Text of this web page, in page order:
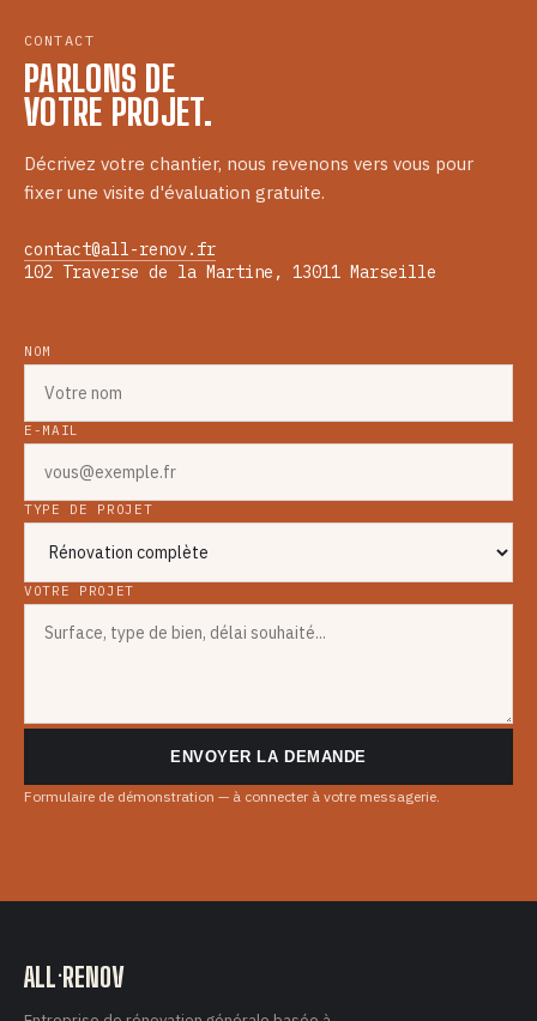
CONTACT
PARLONS DE
VOTRE PROJET.
Décrivez votre chantier, nous revenons vers vous pour
fixer une visite d'évaluation gratuite.
contact@all-renov.fr
102 Traverse de la Martine, 13011 Marseille
NOM
E-MAIL
TYPE DE PROJET
VOTRE PROJET
ENVOYER LA DEMANDE
Formulaire de démonstration — à connecter à votre messagerie.
ALL·RENOV